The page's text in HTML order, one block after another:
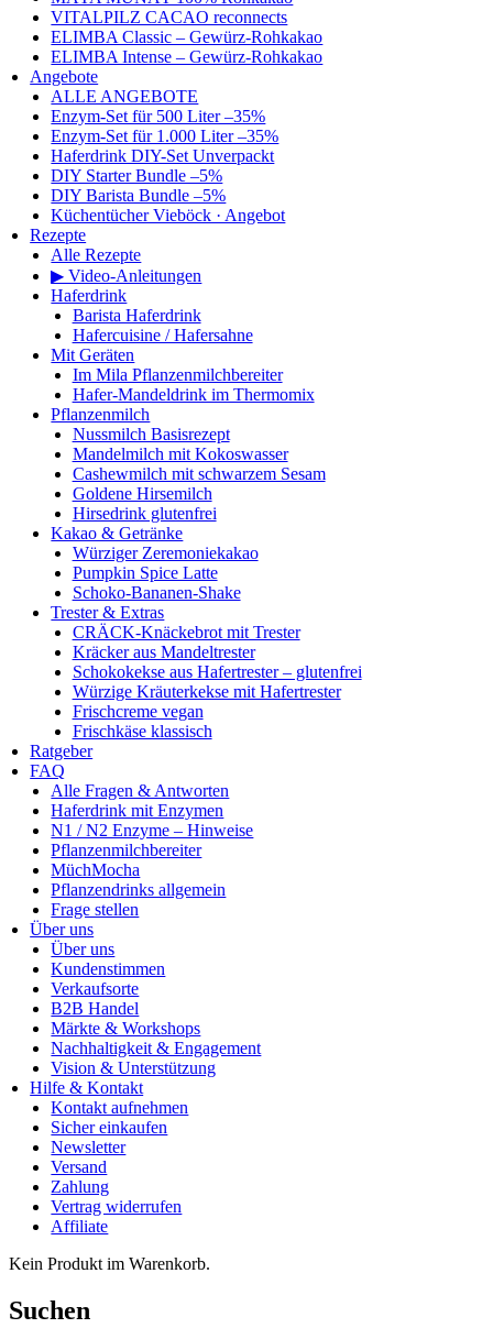
VITALPILZ CACAO reconnects
ELIMBA Classic – Gewürz-Rohkakao
ELIMBA Intense – Gewürz-Rohkakao
Angebote
ALLE ANGEBOTE
Enzym-Set für 500 Liter –35%
Enzym-Set für 1.000 Liter –35%
Haferdrink DIY-Set Unverpackt
DIY Starter Bundle –5%
DIY Barista Bundle –5%
Küchentücher Vieböck · Angebot
Rezepte
Alle Rezepte
▶ Video-Anleitungen
Haferdrink
Barista Haferdrink
Hafercuisine / Hafersahne
Mit Geräten
Im Mila Pflanzenmilchbereiter
Hafer-Mandeldrink im Thermomix
Pflanzenmilch
Nussmilch Basisrezept
Mandelmilch mit Kokoswasser
Cashewmilch mit schwarzem Sesam
Goldene Hirsemilch
Hirsedrink glutenfrei
Kakao & Getränke
Würziger Zeremoniekakao
Pumpkin Spice Latte
Schoko-Bananen-Shake
Trester & Extras
CRÄCK-Knäckebrot mit Trester
Kräcker aus Mandeltrester
Schokokekse aus Hafertrester – glutenfrei
Würzige Kräuterkekse mit Hafertrester
Frischcreme vegan
Frischkäse klassisch
Ratgeber
FAQ
Alle Fragen & Antworten
Haferdrink mit Enzymen
N1 / N2 Enzyme – Hinweise
Pflanzenmilchbereiter
MüchMocha
Pflanzendrinks allgemein
Frage stellen
Über uns
Über uns
Kundenstimmen
Verkaufsorte
B2B Handel
Märkte & Workshops
Nachhaltigkeit & Engagement
Vision & Unterstützung
Hilfe & Kontakt
Kontakt aufnehmen
Sicher einkaufen
Newsletter
Versand
Zahlung
Vertrag widerrufen
Affiliate
Kein Produkt im Warenkorb.
Suchen